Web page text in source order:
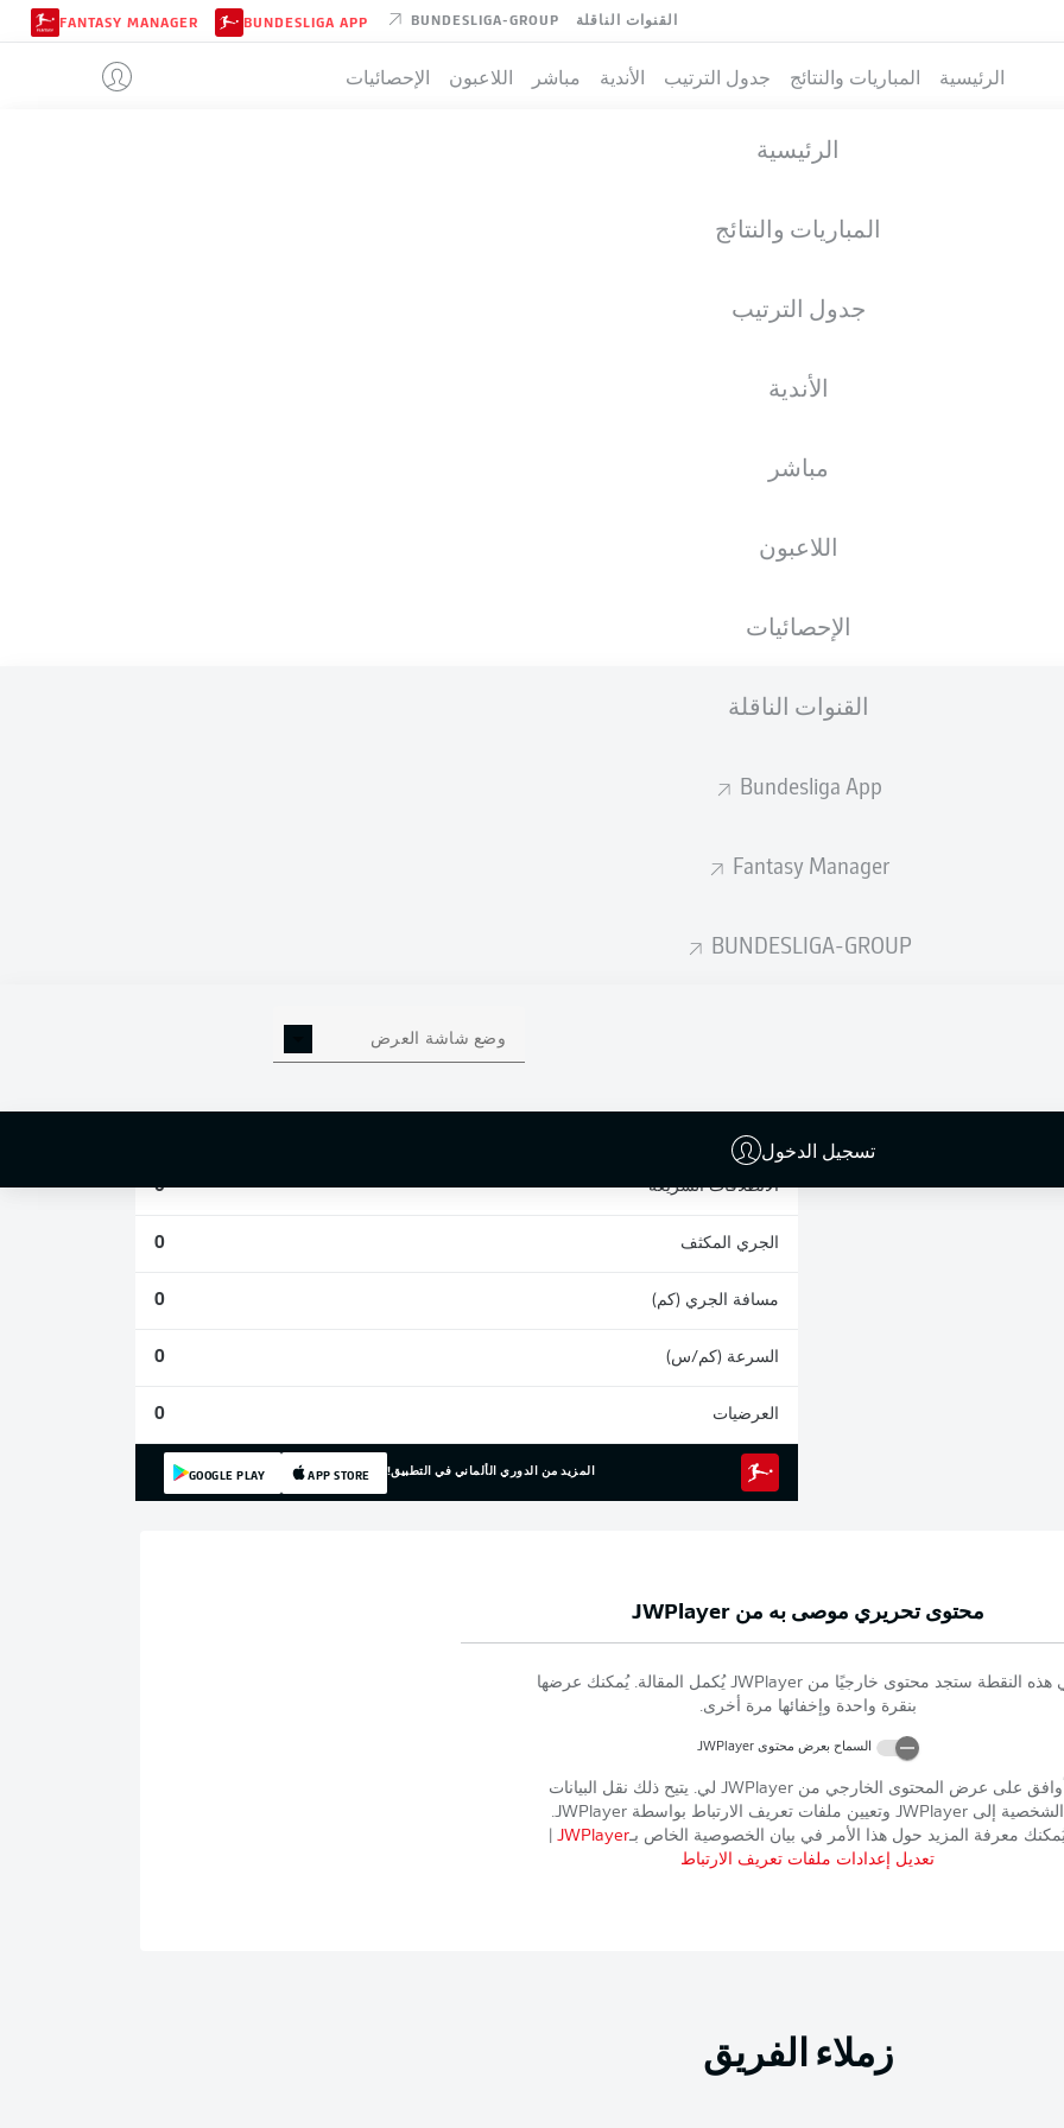
القنوات الناقلة BUNDESLIGA-GROUP
BUNDESLIGA APP
FANTASY MANAGER
الرئيسية المباريات والنتائج جدول الترتيب الأندية مباشر اللاعبون الإحصائيات
الرئيسية
المباريات والنتائج
جدول الترتيب
الأندية
مباشر
اللاعبون
الإحصائيات
القنوات الناقلة
Bundesliga App
Fantasy Manager
BUNDESLIGA-GROUP
وضع شاشة العرض
تسجيل الدخول
27.12.1996
إحصائيات موسم 2026/2027
الانطلاقات السريعة 0
الجري المكثف 0
مسافة الجري (كم) 0
السرعة (كم/س) 0
العرضيات 0
المزيد من الدوري الألماني في التطبيق! APP STORE
GOOGLE PLAY
محتوى تحريري موصى به منJWPlayer
هذه النقطة ستجد محتوى خارجيًا منJWPlayer يُكمل المقالة. يُمكنك عرضها
بنقرة واحدة وإخفائها مرة أخرى.
السماح بعرض محتوىJWPlayer
على عرض المحتوى الخارجي منJWPlayer لي. يتيح ذلك نقل البيانات
الشخصية إلى JWPlayer وتعيين ملفات تعريف الارتباط بواسطة JWPlayer
.
معرفة المزيد حول هذا الأمر في بيان الخصوصية الخاص بـJWPlayer
تعديل إعدادات ملفات تعريف الارتباط
زملاء الفريق